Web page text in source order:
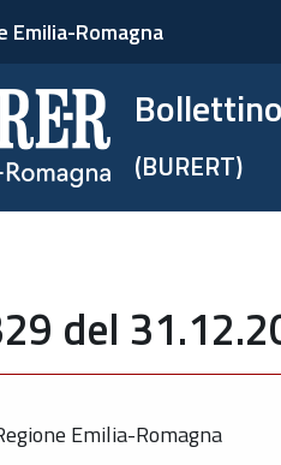
Emilia-Romagna
(BURERT)
del
Emilia-Romagna